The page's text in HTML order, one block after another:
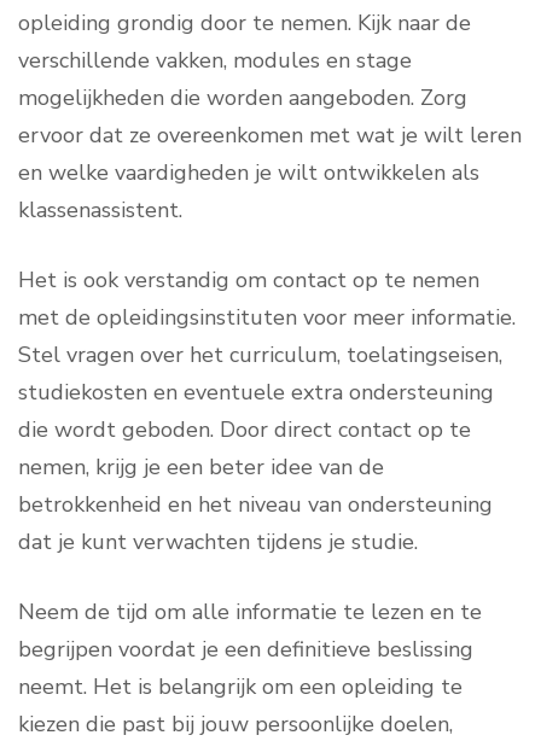
opleiding grondig door te nemen. Kijk naar de
verschillende vakken, modules en stage
mogelijkheden die worden aangeboden. Zorg
ervoor dat ze overeenkomen met wat je wilt leren
en welke vaardigheden je wilt ontwikkelen als
klassenassistent.
Het is ook verstandig om contact op te nemen
met de opleidingsinstituten voor meer informatie.
Stel vragen over het curriculum, toelatingseisen,
studiekosten en eventuele extra ondersteuning
die wordt geboden. Door direct contact op te
nemen, krijg je een beter idee van de
betrokkenheid en het niveau van ondersteuning
dat je kunt verwachten tijdens je studie.
Neem de tijd om alle informatie te lezen en te
begrijpen voordat je een definitieve beslissing
neemt. Het is belangrijk om een opleiding te
kiezen die past bij jouw persoonlijke doelen,